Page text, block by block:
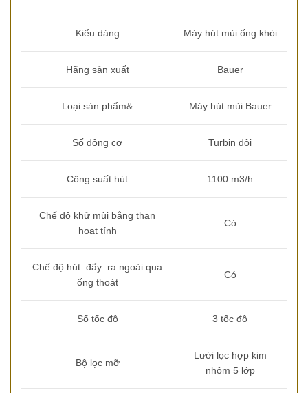
Kiểu dáng Máy hút mùi ống khói
Hãng sản xuất Bauer
Loại sản phẩm& Máy hút mùi Bauer
Số động cơ Turbin đôi
Công suất hút 1100 m3/h
Chế độ khử mùi bằng than
hoạt tính
Có
Chế độ hút đẩy ra ngoài qua
ống thoát
Có
Số tốc độ 3 tốc độ
Bộ lọc mỡ
Lưới lọc hợp kim
nhôm 5 lớp